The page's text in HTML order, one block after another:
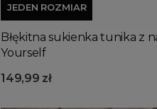
JEDEN ROZMIAR
Błękitna sukienka tunika z
Yourself
149,99 zł